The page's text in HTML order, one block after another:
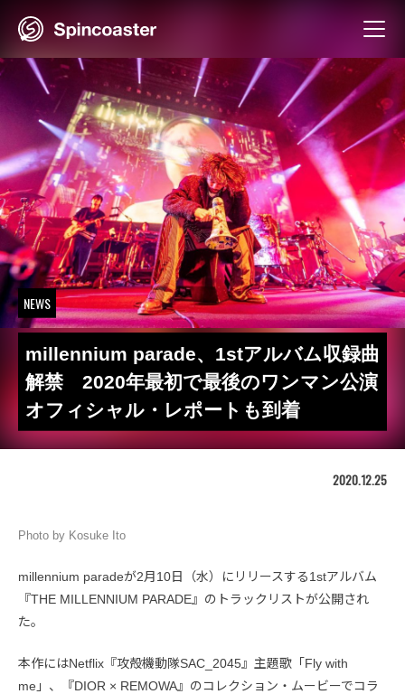
NEWS
millennium parade、1stアルバム収録曲
解禁 2020年最初で最後のワンマン公演
オフィシャル・レポートも到着
2020.12.25
Photo by Kosuke Ito
millennium paradeが2月10日（水）にリリースする1stアルバム
『THE MILLENNIUM PARADE』のトラックリストが公開され
た。
本作にはNetflix『攻殻機動隊SAC_2045』主題歌「Fly with
me」、『DIOR × REMOWA』のコレクション・ムービーでコラ